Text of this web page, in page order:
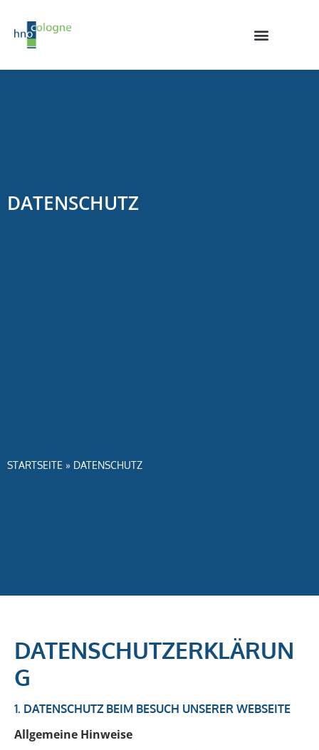
DATENSCHUTZ
STARTSEITE » DATENSCHUTZ
DATENSCHUTZERKLÄRUN
G
1. DATENSCHUTZ BEIM BESUCH UNSERER WEBSEITE
Allgemeine Hinweise